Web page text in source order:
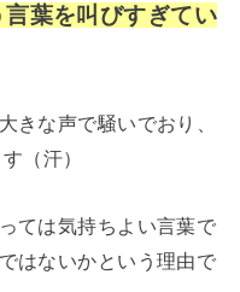
葉を叫びすぎてい
きな声で騒いでおり、
（汗）
ては気持ちよい言葉で
はないかという理由で